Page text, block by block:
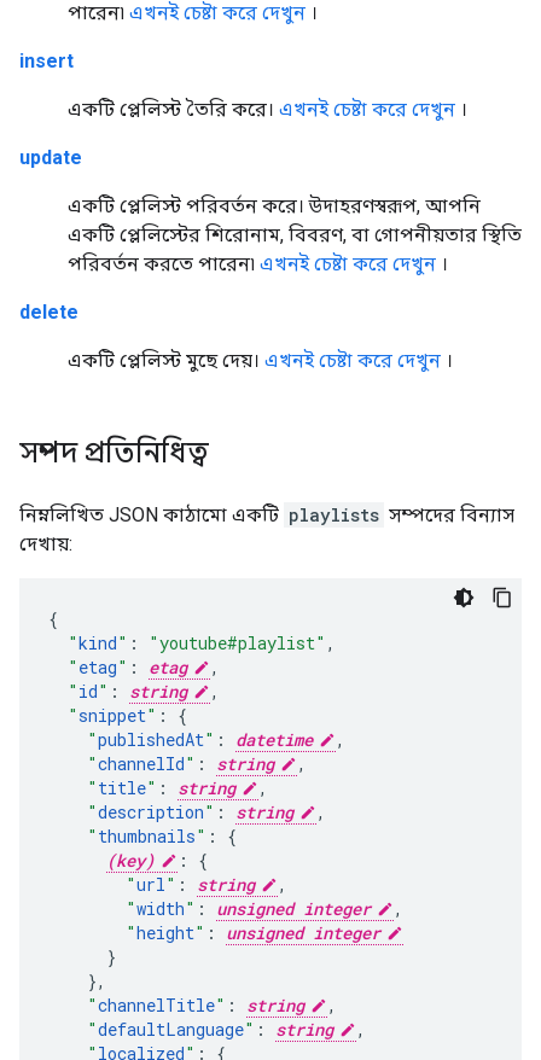
পারেন৷ এখনই চেষ্টা করে দেখুন ।
insert
একটি প্লেলিস্ট তৈরি করে। এখনই চেষ্টা করে দেখুন ।
update
একটি প্লেলিস্ট পরিবর্তন করে। উদাহরণস্বরূপ, আপনি
একটি প্লেলিস্টের শিরোনাম, বিবরণ, বা গোপনীয়তার স্থিতি
পরিবর্তন করতে পারেন৷ এখনই চেষ্টা করে দেখুন ।
delete
একটি প্লেলিস্ট মুছে দেয়। এখনই চেষ্টা করে দেখুন ।
সম্পদ প্রতিনিধিত্ব
নিম্নলিখিত JSON কাঠামো একটি playlists সম্পদের বিন্যাস
দেখায়:
"kind" : "youtube#playlist" ,
" etag" : etag
,
" id" : string
,
"snippet" :
"publishedAt" : datetime
,
"channelId" : string
,
" title" : string
,
"description" : string
,
" thumbnails" :
(key)
:
"url" : string
,
"width" : unsigned integer
,
"height" :
unsigned integer
},
"channelTitle" : string
,
"defaultLanguage" : string
,
" localized" :